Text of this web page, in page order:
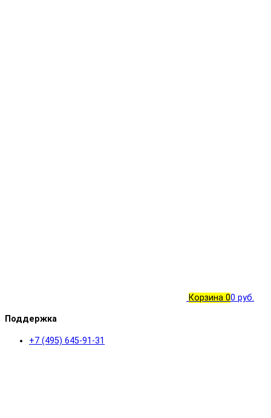
Корзина 00 руб.
Поддержка
+7 (495) 645-91-31